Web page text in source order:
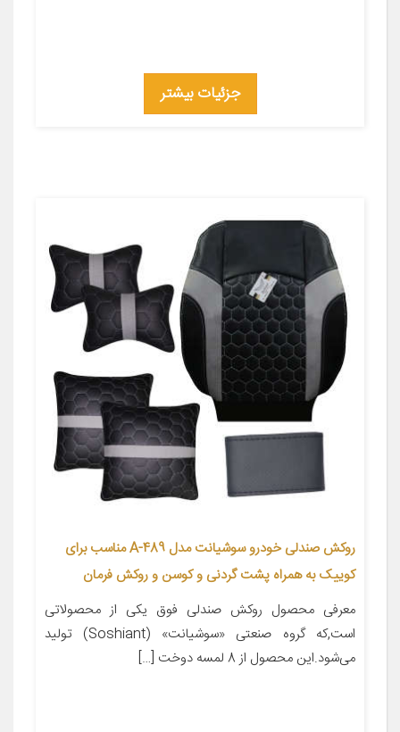
جزئیات بیشتر
روکش صندلی خودرو سوشیانت مدل A-489 مناسب برای
کوییک به همراه پشت گردنی و کوسن و روکش فرمان
معرفی محصول روکش صندلی فوق یکی از محصولاتی
است,که گروه صنعتی «سوشیانت» (Soshiant) تولید
می‌شود.این محصول از 8 لمسه دوخت […]